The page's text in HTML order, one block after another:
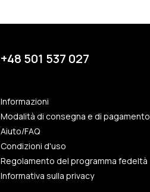
+48 501 537 027
Informazioni
Modalità di consegna e di pagamento
Aiuto/FAQ
Condizioni d'uso
Regolamento del programma fedeltà
Informativa sulla privacy